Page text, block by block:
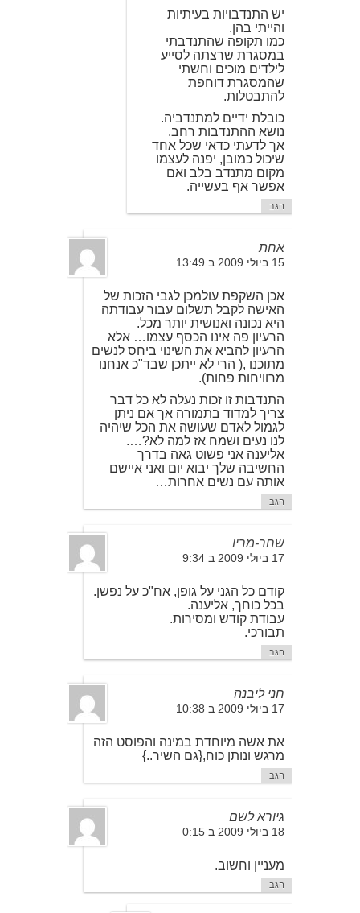
יש התנדבויות בעיתיות
והייתי בהן.
כמו תקופה שהתנדבתי
במסגרת שרצתה לסייע
לילדים מוכים וחשתי
שהמסגרת דוחפת
להתבטלות.
כובלת ידיים למתנדביה.
נושא ההתנדבות רחב.
אך לדעתי כדאי שכל אחד
שיכול כמובן, יפנה לעצמו
מקום מתנדב בלב ואם
אפשר אף בעשייה.
הגב
אחת
15 ביולי 2009 ב 13:49
אכן השקפת עולמכן לגבי הזכות של
האישה לקבל תשלום עבור עבודתה
היא נכונה ואנושית יותר מכל.
הרעיון פה אינו הכסף עצמו… אלא
הרעיון להביא את השינוי ביחס לנשים
מתוכנו ,( הרי לא ייתכן שבד"כ אנחנו
מרוויחות פחות).
התנדבות זו זכות נעלה לא כל דבר
צריך למדוד בתמורה אך אם ניתן
לגמול לאדם שעושה את הכל שיהיה
לנו נעים ושמח אז למה לא?….
אליענה אני פשוט גאה בדרך
החשיבה שלך יבוא יום ואני איישם
אותה עם נשים אחרות…
הגב
שחר-מריו
17 ביולי 2009 ב 9:34
קודם כל הגני על גופן, אח"כ על נפשן.
בכל כוחך, אליענה.
עבודת קודש ומסירות.
תבורכי.
הגב
חני ליבנה
17 ביולי 2009 ב 10:38
את אשה מיוחדת במינה והפוסט הזה
מרגש ונותן כוח,{גם השיר..}
הגב
גיורא לשם
18 ביולי 2009 ב 0:15
מעניין וחשוב.
הגב